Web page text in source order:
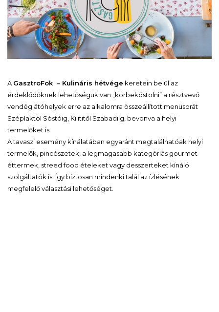
A GasztroFok – Kulináris hétvége keretein belül az
érdeklődőknek lehetőségük van „körbekóstolni” a résztvevő
vendéglátóhelyek erre az alkalomra összeállított menüsorát
Széplaktól Sóstóig, Kilititől Szabadiig, bevonva a helyi
termelőket is.
A tavaszi esemény kínálatában egyaránt megtalálhatóak helyi
termelők, pincészetek, a legmagasabb kategóriás gourmet
éttermek, streed food ételeket vagy desszerteket kínáló
szolgáltatók is. Így biztosan mindenki talál az ízlésének
megfelelő választási lehetőséget.